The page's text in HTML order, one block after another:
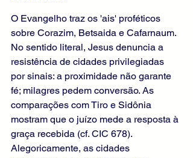
O Evangelho traz os 'ais' proféticos
sobre Corazim, Betsaida e Cafarnaum.
No sentido literal, Jesus denuncia a
resistência de cidades privilegiadas
por sinais: a proximidade não garante
fé; milagres pedem conversão. As
comparações com Tiro e Sidônia
mostram que o juízo mede a resposta à
graça recebida (cf. CIC 678).
Alegoricamente, as cidades